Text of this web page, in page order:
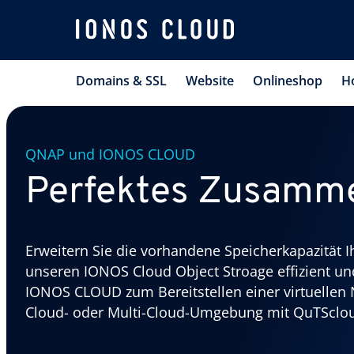
Domains & SSL Website Onlineshop
QNAP und IONOS CLOUD
Perfektes
Erweitern Sie die vorhandene Speicherkapazität
unseren IONOS Cloud Object Stroage effizient
IONOS CLOUD zum Bereitstellen einer
Cloud- oder Multi-Cloud-Umgebung mit